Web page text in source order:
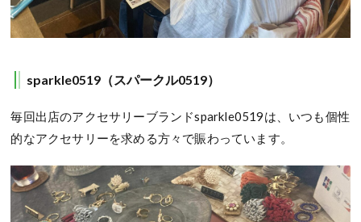
sparkle0519（スパークル0519）
毎回出店のアクセサリーブランドsparkle0519は、いつも個性
的なアクセサリーを求める方々で賑わっています。